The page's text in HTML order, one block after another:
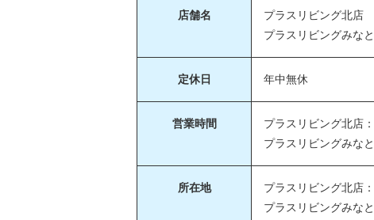
店舗名
プラスリビング北店
プラスリビングみな
定休日 年中無休
営業時間
プラスリビング北店
プラスリビングみな
所在地
プラスリビング北店
プラスリビングみな